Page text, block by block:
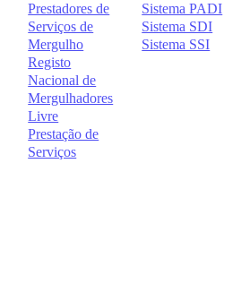
Prestadores de
Serviços de
Mergulho
Registo
Nacional de
Mergulhadores
Livre
Prestação de
Serviços
Sistema PADI
Sistema SDI
Sistema SSI